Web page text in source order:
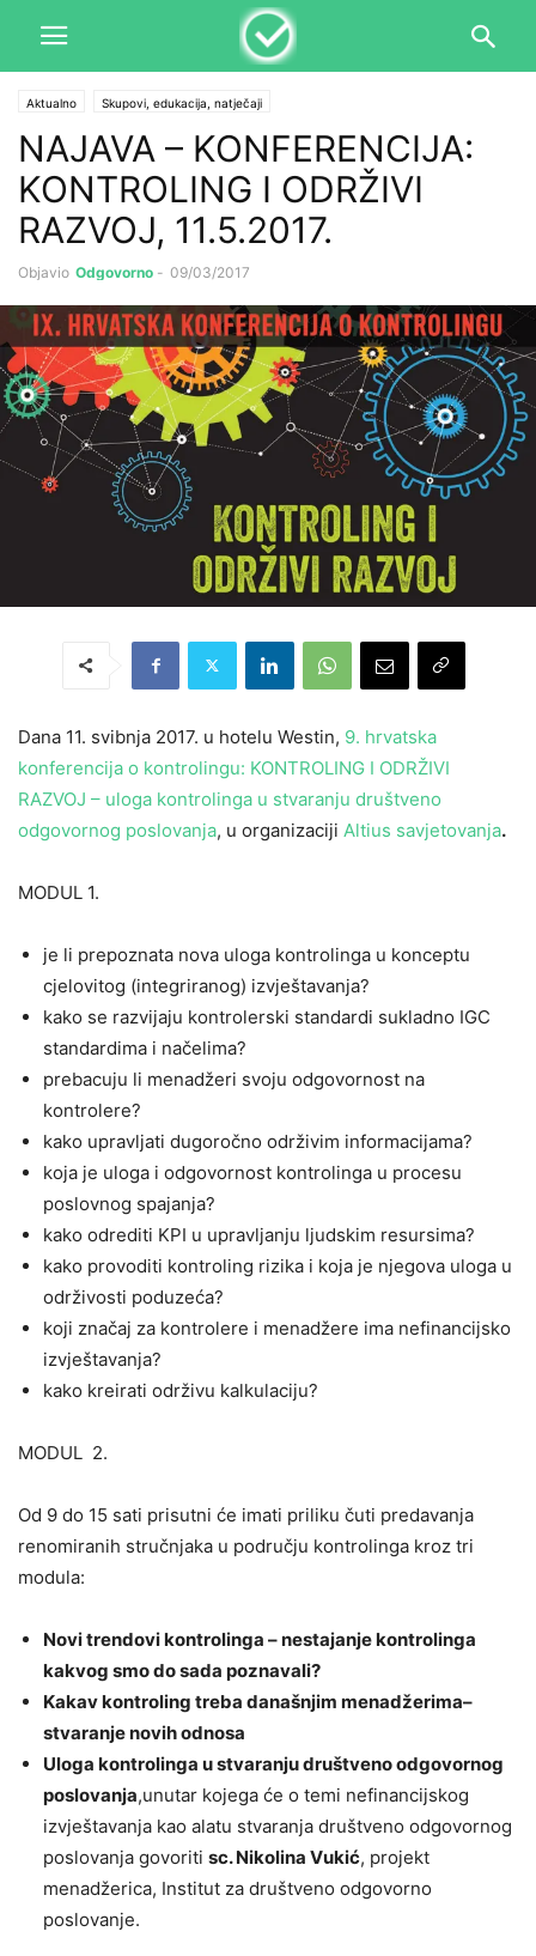
Aktualno Skupovi, edukacija, natječaji
NAJAVA – KONFERENCIJA:
KONTROLING I ODRŽIVI
RAZVOJ, 11.5.2017.
Objavio Odgovorno - 09/03/2017
Dana 11. svibnja 2017. u hotelu Westin, 9. hrvatska
konferencija o kontrolingu: KONTROLING I ODRŽIVI
RAZVOJ – uloga kontrolinga u stvaranju društveno
odgovornog poslovanja, u organizaciji Altius savjetovanja.
MODUL 1.
je li prepoznata nova uloga kontrolinga u konceptu
cjelovitog (integriranog) izvještavanja?
kako se razvijaju kontrolerski standardi sukladno IGC
standardima i načelima?
prebacuju li menadžeri svoju odgovornost na
kontrolere?
kako upravljati dugoročno održivim informacijama?
koja je uloga i odgovornost kontrolinga u procesu
poslovnog spajanja?
kako odrediti KPI u upravljanju ljudskim resursima?
kako provoditi kontroling rizika i koja je njegova uloga u
održivosti poduzeća?
koji značaj za kontrolere i menadžere ima nefinancijsko
izvještavanja?
kako kreirati održivu kalkulaciju?
MODUL 2.
Od 9 do 15 sati prisutni će imati priliku čuti predavanja
renomiranih stručnjaka u području kontrolinga kroz tri
modula:
Novi trendovi kontrolinga – nestajanje kontrolinga
kakvog smo do sada poznavali?
Kakav kontroling treba današnjim menadžerima–
stvaranje novih odnosa
Uloga kontrolinga u stvaranju društveno odgovornog
poslovanja,unutar kojega će o temi nefinancijskog
izvještavanja kao alatu stvaranja društveno odgovornog
poslovanja govoriti sc. Nikolina Vukić, projekt
menadžerica, Institut za društveno odgovorno
poslovanje.